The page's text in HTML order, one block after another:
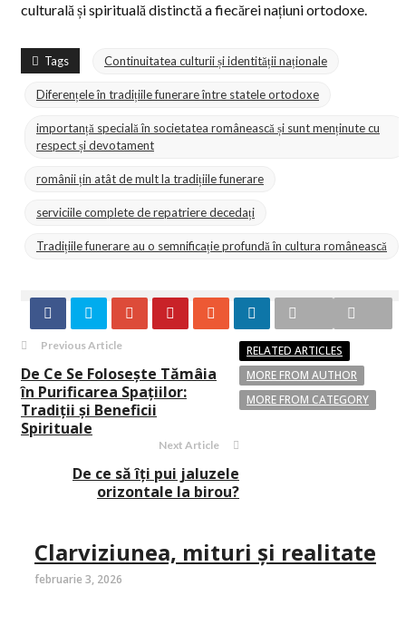
culturală și spirituală distinctă a fiecărei națiuni ortodoxe.
Tags Continuitatea culturii și identității naționale
Diferențele în tradițiile funerare între statele ortodoxe
importanță specială în societatea românească și sunt menținute cu
respect și devotament
românii țin atât de mult la tradițiile funerare
serviciile complete de repatriere decedați
Tradițiile funerare au o semnificație profundă în cultura românească
Previous Article
De Ce Se Folosește Tămâia
în Purificarea Spațiilor:
Tradiții și Beneficii
Spirituale
Next Article
De ce să îți pui jaluzele
orizontale la birou?
RELATED ARTICLES
MORE FROM AUTHOR
MORE FROM CATEGORY
Clarviziunea, mituri și realitate
februarie 3, 2026